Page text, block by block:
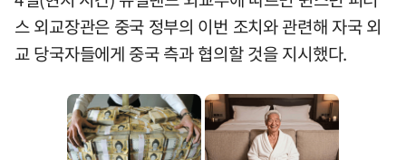
스 외교장관은 중국 정부의 이번 조치와 관련해 자국 외
교 당국자들에게 중국 측과 협의할 것을 지시했다.